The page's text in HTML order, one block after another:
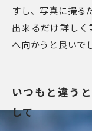
すし、写真に撮る
出来るだけ詳し
へ向かうと良いで
いつもと違う
して